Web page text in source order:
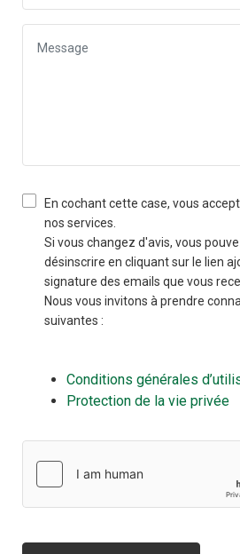
En cochant cette case, vous
nos services.
Si vous changez d'avis, vous
désinscrire en cliquant sur le lien
signature des emails que vous
Nous vous invitons à prendre
suivantes :
Conditions générales
Protection de la vie privée